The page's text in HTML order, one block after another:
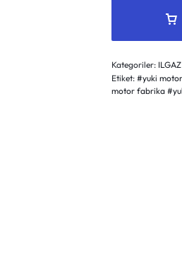
Kategoriler:
Etiket:#yuki
motor fabrika